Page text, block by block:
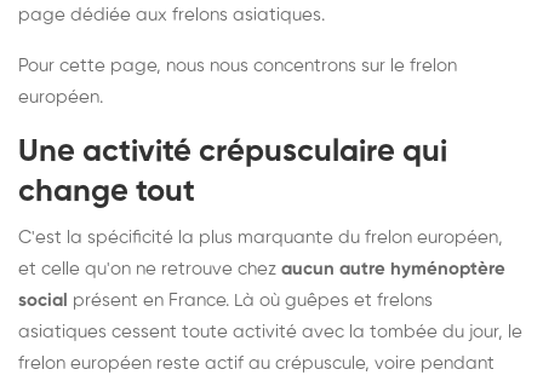
page dédiée aux frelons asiatiques.
Pour cette page, nous nous concentrons sur le frelon
européen.
Une activité crépusculaire qui
change tout
C'est la spécificité la plus marquante du frelon européen,
et celle qu'on ne retrouve chez aucun autre hyménoptère
social présent en France. Là où guêpes et frelons
asiatiques cessent toute activité avec la tombée du jour, le
frelon européen reste actif au crépuscule, voire pendant